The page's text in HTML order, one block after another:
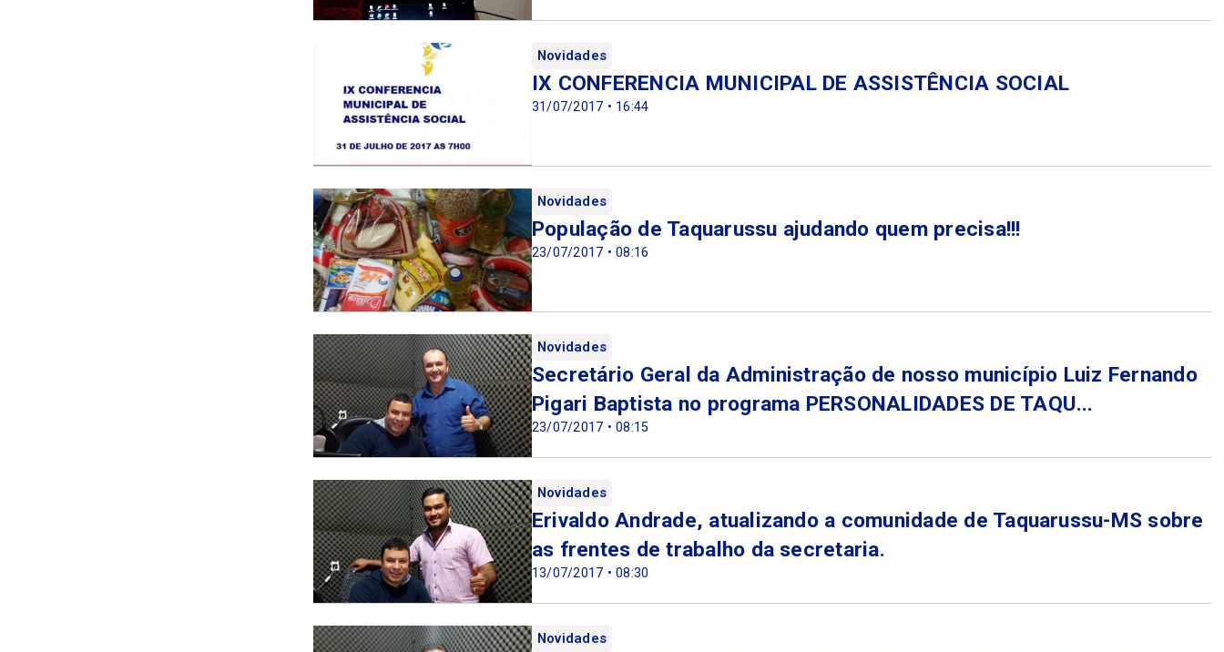
Novidades
31/07/2017 • 16:44
IX CONFERENCIA MUNICIPAL DE ASSISTÊNCIA SOCIAL
Novidades
23/07/2017 • 08:16
População de Taquarussu ajudando quem precisa!!!
Novidades
23/07/2017 • 08:15
Secretário Geral da Administração de nosso município Luiz Fernando
Pigari Baptista no programa PERSONALIDADES DE TAQU...
Novidades
13/07/2017 • 08:30
Erivaldo Andrade, atualizando a comunidade de Taquarussu-MS sobre
as frentes de trabalho da secretaria.
Novidades